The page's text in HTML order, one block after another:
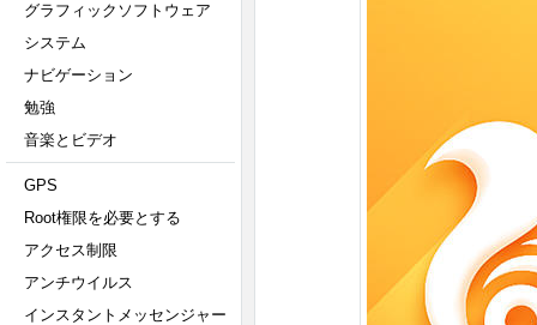
グラフィックソフトウェア
システム
ナビゲーション
勉強
音楽とビデオ
GPS
Root権限を必要とする
アクセス制限
アンチウイルス
インスタントメッセンジャー